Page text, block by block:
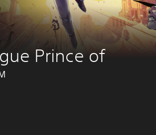
Prince of